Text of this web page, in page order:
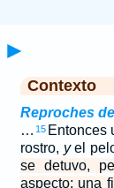
►
Contexto
Reproches
… 15 Entonces
rostro, yel
se detuvo,
aspecto; una